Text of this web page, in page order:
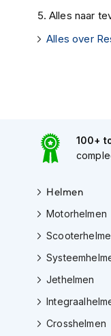
Dames
motorbroeken
motorbroeken
Waterdichte
motorbroeken
Leren
motorbroeken
Textiel
Alles naar
Alles over
100+
Helmen
Motorhelmen
Jethelmen
Crosshelmen